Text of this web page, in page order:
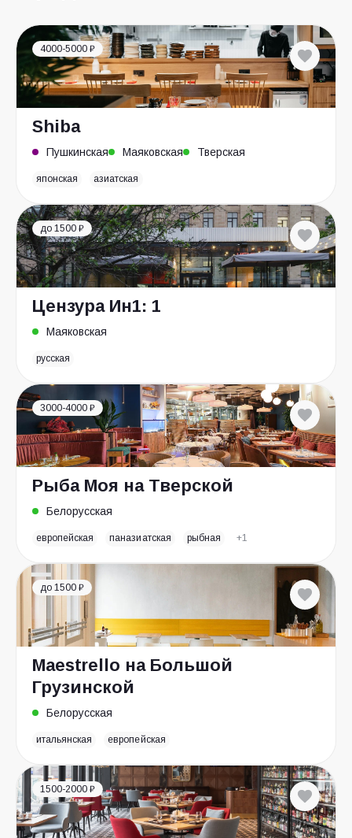
4000-5000 ₽
Shiba
Пушкинская Маяковская Тверская
японская азиатская
до 1500 ₽
Цензура Ин1: 1
Маяковская
русская
3000-4000 ₽
Рыба Моя на Тверской
Белорусская
европейская паназиатская рыбная +1
до 1500 ₽
Maestrello на Большой
Грузинской
Белорусская
итальянская европейская
1500-2000 ₽